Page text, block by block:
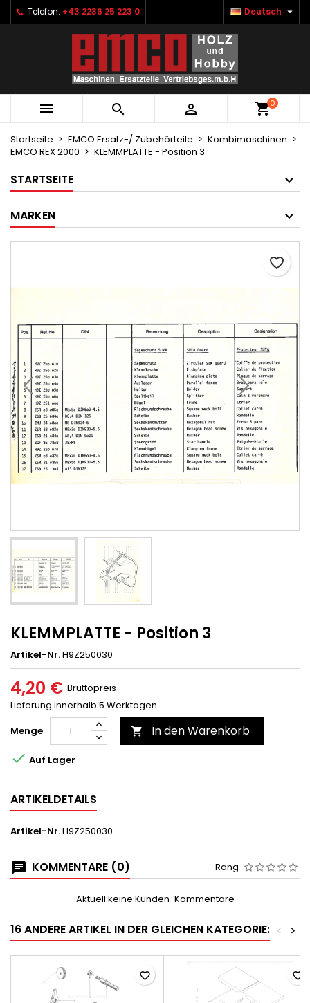
Telefon: +43 2236 25 223 0 Deutsch 
   0
Startseite EMCO Ersatz-/ Zubehörteile
Kombimaschinen
EMCO REX 2000
KLEMMPLATTE - Position 3
STARTSEITE
MARKEN
KLEMMPLATTE - Position 3
Artikel-Nr.H9Z250030
4,20 € Bruttopreis
Lieferung innerhalb 5 Werktagen
Menge
 In den Warenkorb
favorite_border
 Auf Lager
ARTIKELDETAILS
Artikel-Nr.H9Z250030
KOMMENTARE (0) Rang
Aktuell keine Kunden-Kommentare
16 ANDERE ARTIKEL IN DER GLEICHEN KATEGORIE: >
<
favorite_border favorite_border
Ihre Wunschlisten ×
Neue Liste anlegen
Wunschliste erstellen ×
Name der Wunschliste
Abbrechen Wunschliste erstellen
Anmelden ×
Sie müssen angemeldet sein, um Artikel Ihrer
Wunschliste hinzufügen zu können.
Abbrechen Anmelden